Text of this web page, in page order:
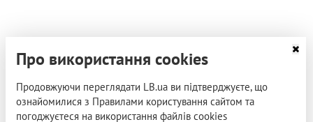
Про використання cookies
Продовжуючи переглядати LB.ua ви підтверджуєте, що
ознайомилися з Правилами користування сайтом та
погоджуєтеся на використання файлів cookies